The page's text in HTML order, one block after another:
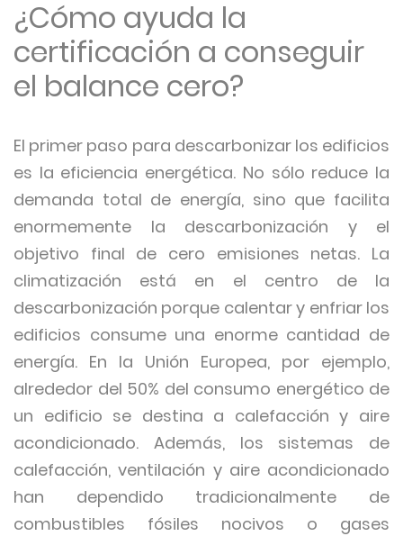
¿Cómo ayuda la
certificación a conseguir
el balance cero?
El primer paso para descarbonizar los edificios
es la eficiencia energética. No sólo reduce la
demanda total de energía, sino que facilita
enormemente la descarbonización y el
objetivo final de cero emisiones netas. La
climatización está en el centro de la
descarbonización porque calentar y enfriar los
edificios consume una enorme cantidad de
energía. En la Unión Europea, por ejemplo,
alrededor del 50% del consumo energético de
un edificio se destina a calefacción y aire
acondicionado. Además, los sistemas de
calefacción, ventilación y aire acondicionado
han dependido tradicionalmente de
combustibles fósiles nocivos o gases